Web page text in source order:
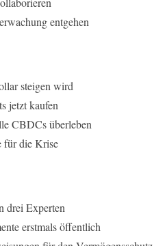
entgehen
steigen wird
jetzt kaufen
CBDCs überleben
für die Krise
drei Experten
erstmals öffentlich